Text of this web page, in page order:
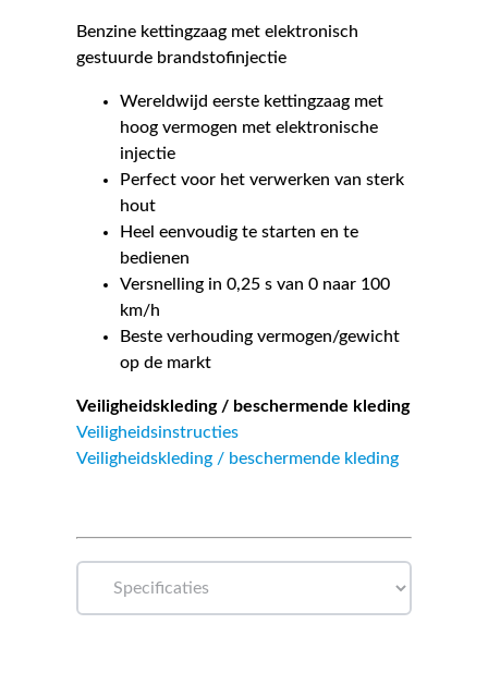
Benzine kettingzaag met elektronisch
gestuurde brandstofinjectie
Wereldwijd eerste kettingzaag met
hoog vermogen met elektronische
injectie
Perfect voor het verwerken van sterk
hout
Heel eenvoudig te starten en te
bedienen
Versnelling in 0,25 s van 0 naar 100
km/h
Beste verhouding vermogen/gewicht
op de markt
Veiligheidskleding / beschermende kleding
Veiligheidsinstructies
Veiligheidskleding / beschermende kleding